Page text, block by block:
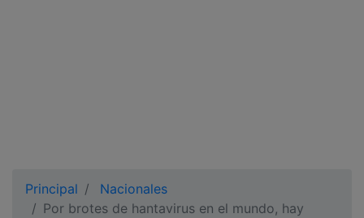
Principal
Nacionales
Por brotes de hantavirus en el mundo, hay